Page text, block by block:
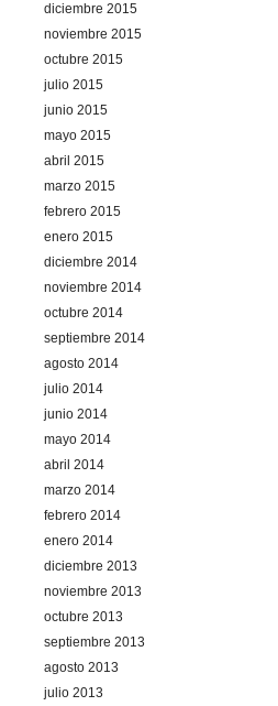
diciembre 2015
noviembre 2015
octubre 2015
julio 2015
junio 2015
mayo 2015
abril 2015
marzo 2015
febrero 2015
enero 2015
diciembre 2014
noviembre 2014
octubre 2014
septiembre 2014
agosto 2014
julio 2014
junio 2014
mayo 2014
abril 2014
marzo 2014
febrero 2014
enero 2014
diciembre 2013
noviembre 2013
octubre 2013
septiembre 2013
agosto 2013
julio 2013